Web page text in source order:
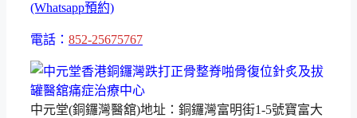
(Whatsapp預約)
電話： 852-25675767
中元堂(銅鑼灣醫舘)地址：銅鑼灣富明街1-5號寶富大